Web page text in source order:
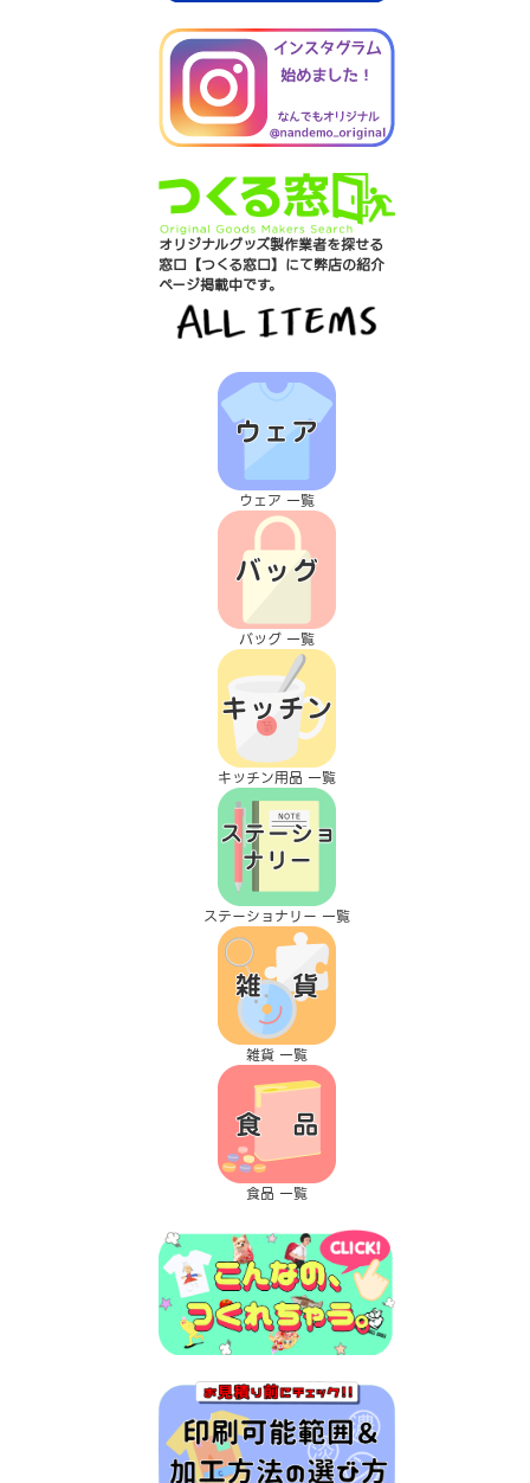
オリジナルグッズ製作業者を探せる
窓口【つくる窓口】にて弊店の紹介
ページ掲載中です。
ウェア 一覧
バッグ 一覧
キッチン用品 一覧
ステーショナリー 一覧
雑貨 一覧
食品 一覧